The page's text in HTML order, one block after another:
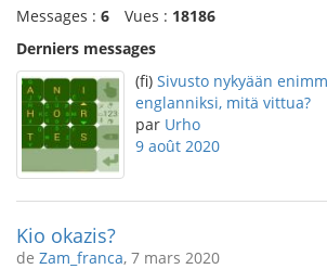
Messages : 6 Vues : 18186
Derniers messages
(fi) Sivusto nykyään
englanniksi, mitä vittua?
par Urho
9 août 2020
Kio okazis?
de Zam_franca, 7 mars 2020